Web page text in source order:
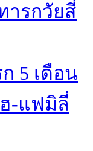
ารกวัยสี่
5 เดือน
-แฟมิลี่